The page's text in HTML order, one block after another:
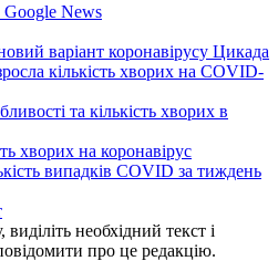
Google News
варіант коронавірусу Цикада
кількість хворих на COVID-
та кількість хворих в
хворих на коронавірус
випадків COVID за тиждень
необхідний текст і
про це редакцію.